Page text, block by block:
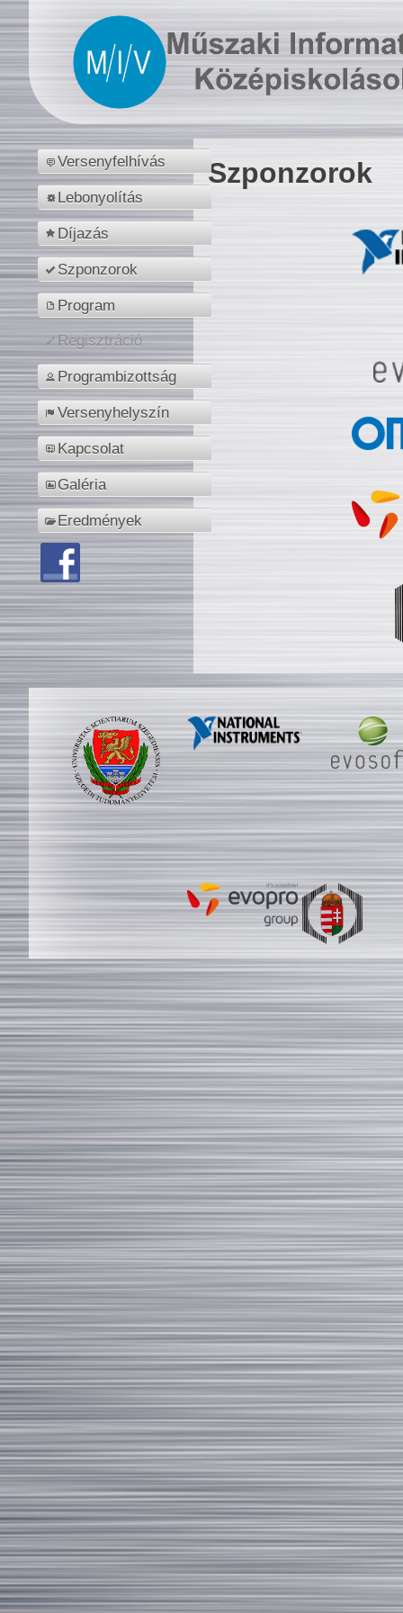
Versenyfelhívás
Lebonyolítás
Díjazás
Szponzorok
Program
Regisztráció
Programbizottság
Versenyhelyszín
Kapcsolat
Galéria
Eredmények
Szponzorok